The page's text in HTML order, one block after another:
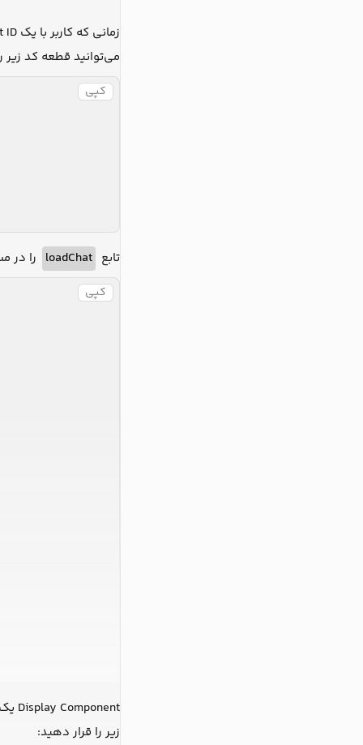
زمانی که کاربر با یک chat ID وارد یک صفحه چت می‌شود، لازم است پیام‌های آن چت، بارگذاری شده و نمایش داده شوند. در مسیر
می‌توانید قطعه کد زیر
کپی
تابع loadChat را در
کپی
Display Component یک کامپوننت ساده‌ی چت است که از هوک
زیر را قرار دهید: